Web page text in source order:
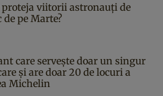
proteja viitorii astronauți de
pe Marte?
care servește doar un singur
și are doar 20 de locuri a
Michelin